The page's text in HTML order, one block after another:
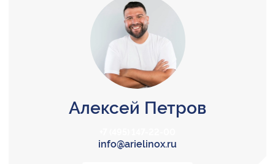
Алексей Петров
info@arielinox.ru